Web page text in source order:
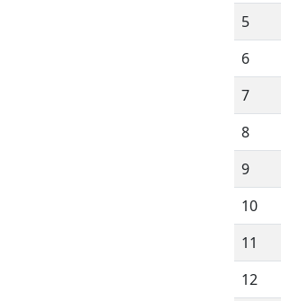
5
6
7
8
9
10
11
12